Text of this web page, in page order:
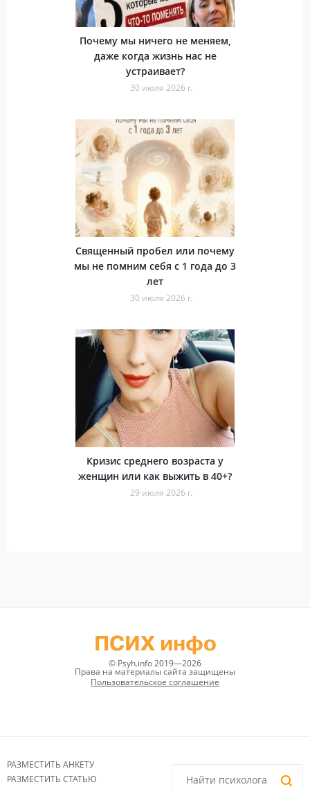
Почему мы ничего не меняем,
даже когда жизнь нас не
устраивает?
30 июля 2026 г.
Священный пробел или почему
мы не помним себя с 1 года до 3
лет
30 июля 2026 г.
Кризис среднего возраста у
женщин или как выжить в 40+?
29 июля 2026 г.
ПСИХ инфо
© Psyh.info 2019—2026
Права на материалы сайта защищены
Пользовательское соглашение
РАЗМЕСТИТЬ АНКЕТУ
РАЗМЕСТИТЬ СТАТЬЮ